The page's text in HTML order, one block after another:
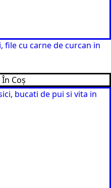
file cu carne de curcan in
Coș